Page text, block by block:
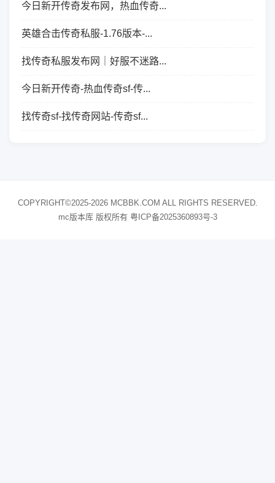
今日新开传奇发布网，热血传奇...
英雄合击传奇私服-1.76版本-...
找传奇私服发布网｜好服不迷路...
今日新开传奇-热血传奇sf-传...
找传奇sf-找传奇网站-传奇sf...
COPYRIGHT©2025-2026 MCBBK.COM ALL RIGHTS RESERVED.
mc版本库 版权所有 粤ICP备2025360893号-3